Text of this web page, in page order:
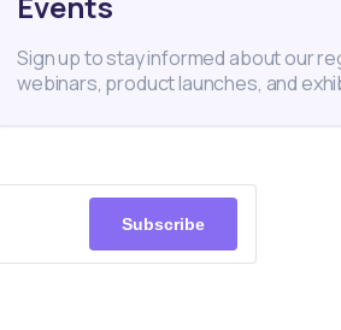
et en format écrit?
Sign up to stay informed about our
webinars, product launches, and
Subscribe